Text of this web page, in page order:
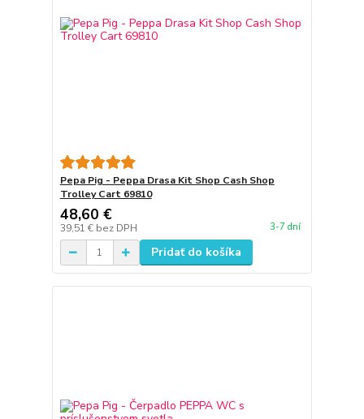
Pepa Pig - Peppa Drasa Kit Shop Cash Shop
Trolley Cart 69810
48,60 €
39,51 € bez DPH 3-7 dní
Pridať do košíka